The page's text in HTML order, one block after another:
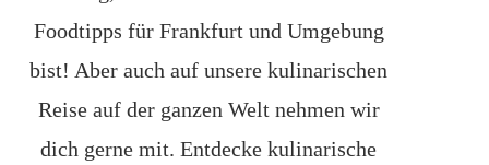
Foodtipps für Frankfurt und Umgebung
bist! Aber auch auf unsere kulinarischen
Reise auf der ganzen Welt nehmen wir
dich gerne mit. Entdecke kulinarische